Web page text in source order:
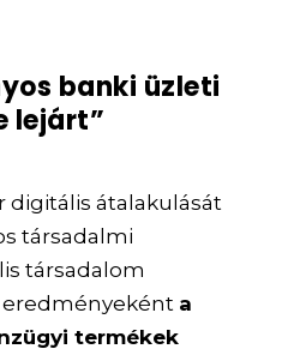
banki üzleti
lejárt”
digitális átalakulását
társadalmi
társadalom
eredményeként a
termékek